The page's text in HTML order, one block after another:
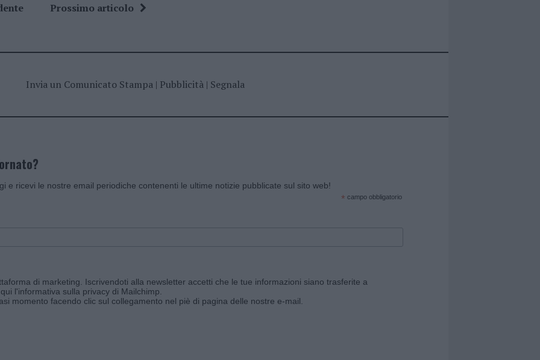
Prossimo articolo
Invia un Comunicato Stampa| Pubblicità| Segnala
e ricevi le nostre email periodiche contenenti le ultime notizie pubblicate sul sito web!
* campo obbligatorio
di marketing. Iscrivendoti alla newsletter accetti che le tue informazioni siano trasferite a
l'informativa sulla privacy di Mailchimp
momento facendo clic sul collegamento nel piè di pagina delle nostre e-mail.